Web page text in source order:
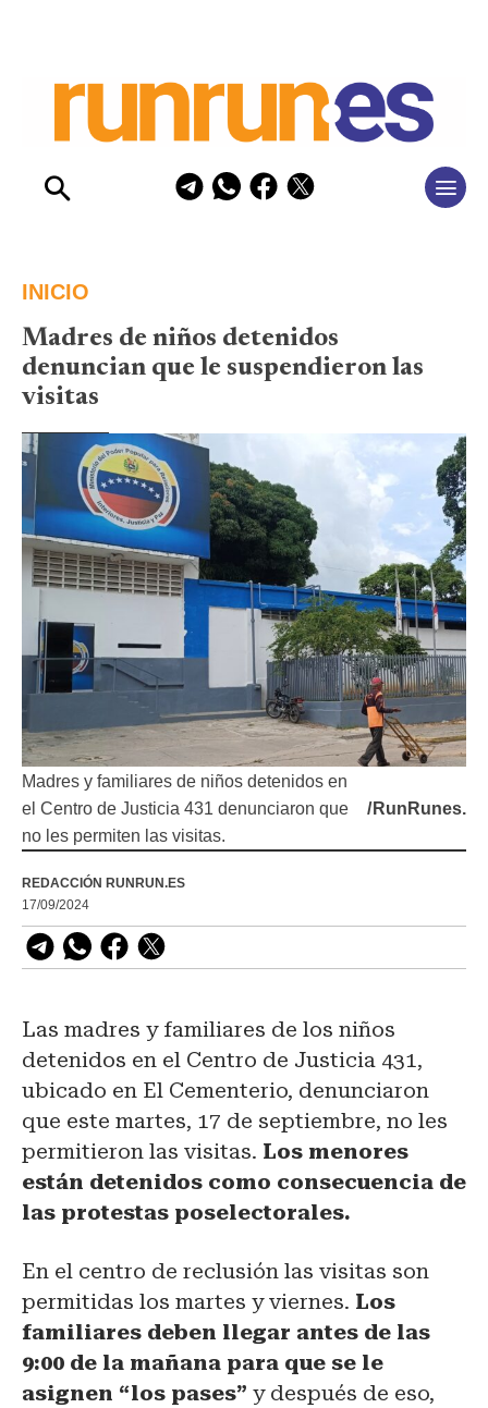
INICIO
Madres de niños detenidos
denuncian que le suspendieron las
visitas
Madres y familiares de niños detenidos en
el Centro de Justicia 431 denunciaron que
no les permiten las visitas.
/ RunRunes.
REDACCIÓN RUNRUN.ES
17/09/2024
Las madres y familiares de los niños
detenidos en el Centro de Justicia 431,
ubicado en El Cementerio, denunciaron
que este martes, 17 de septiembre, no les
permitieron las visitas. Los menores
están detenidos como consecuencia de
las protestas poselectorales.
En el centro de reclusión las visitas son
permitidas los martes y viernes. Los
familiares deben llegar antes de las
9:00 de la mañana para que se le
asignen “los pases” y después de eso,